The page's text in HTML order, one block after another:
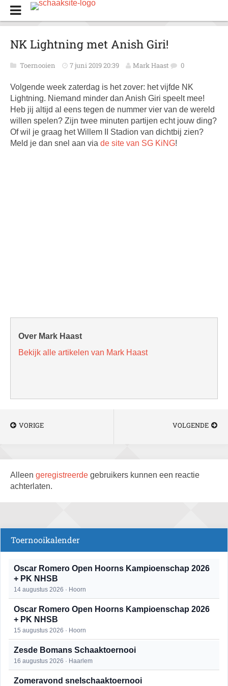
NK Lightning met Anish Giri!
Toernooien 7 juni 2019 20:39 Mark Haast 0
Volgende week zaterdag is het zover: het vijfde NK
Lightning. Niemand minder dan Anish Giri speelt mee!
Heb jij altijd al eens tegen de nummer vier van de wereld
willen spelen? Zijn twee minuten partijen echt jouw ding?
Of wil je graag het Willem II Stadion van dichtbij zien?
Meld je dan snel aan via de site van SG KiNG!
Over Mark Haast
Bekijk alle artikelen van Mark Haast
VORIGE VOLGENDE
Alleen geregistreerde gebruikers kunnen een reactie
achterlaten.
Toernooikalender
Oscar Romero Open Hoorns Kampioenschap 2026
+ PK NHSB
14 augustus 2026 · Hoorn
Oscar Romero Open Hoorns Kampioenschap 2026
+ PK NHSB
15 augustus 2026 · Hoorn
Zesde Bomans Schaaktoernooi
16 augustus 2026 · Haarlem
Zomeravond snelschaaktoernooi